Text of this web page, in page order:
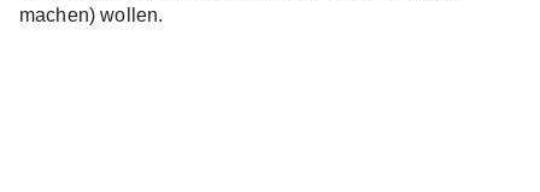
machen) wollen.